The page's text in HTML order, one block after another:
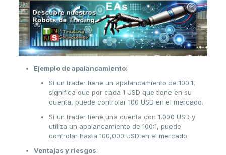
Ejemplo de apalancamiento:
Si un trader tiene un apalancamiento de 100:1,
significa que por cada 1 USD que tiene en su
cuenta, puede controlar 100 USD en el mercado.
Si un trader tiene una cuenta con 1,000 USD y
utiliza un apalancamiento de 100:1, puede
controlar hasta 100,000 USD en el mercado.
Ventajas y riesgos: